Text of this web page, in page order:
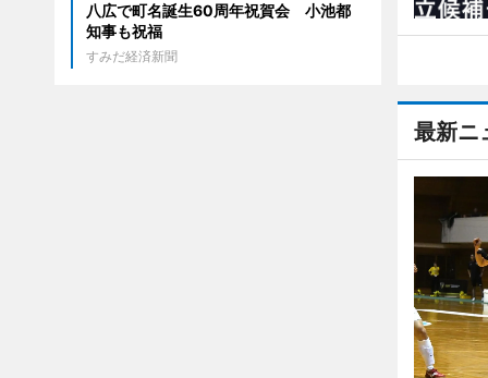
最新ニ
八広で町名誕生60周年祝賀会 小池都
知事も祝福
すみだ経済新聞